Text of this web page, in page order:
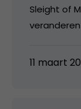
Sleight of
11 maart